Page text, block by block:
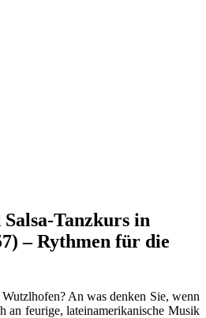
Salsa-Tanzkurs in
– Rythmen für die
An was denken Sie, wenn
an feurige, lateinamerikanische Musik